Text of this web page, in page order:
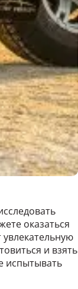
оказаться
и взять
испытывать